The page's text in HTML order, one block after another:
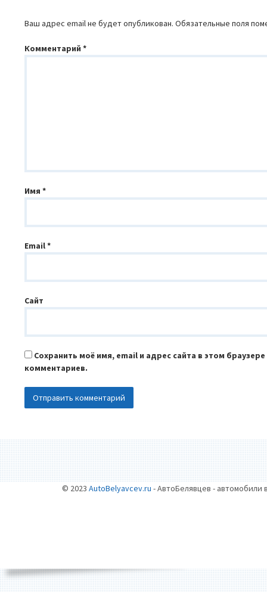
Ваш адрес email не будет опубликован. Обязательные поля
Комментарий*
Имя*
Email*
Сайт
Сохранить моё имя, email и адрес сайта в этом
комментариев.
© 2023 AutoBelyavcev.ru - АвтоБелявцев - автомобили